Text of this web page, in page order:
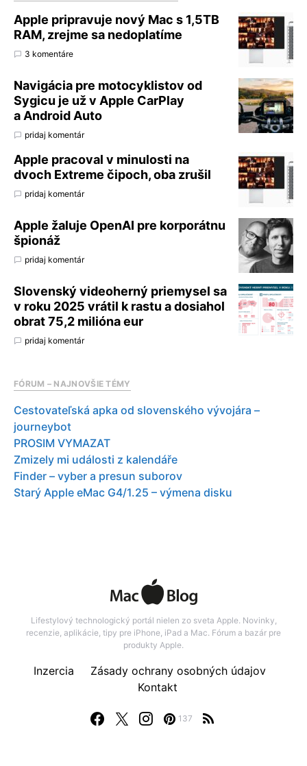
Apple pripravuje nový Mac s 1,5TB
RAM, zrejme sa nedoplatíme
3 komentáre
Navigácia pre motocyklistov od
Sygicu je už v Apple CarPlay
a Android Auto
pridaj komentár
Apple pracoval v minulosti na
dvoch Extreme čipoch, oba zrušil
pridaj komentár
Apple žaluje OpenAI pre korporátnu
špionáž
pridaj komentár
Slovenský videoherný priemysel sa
v roku 2025 vrátil k rastu a dosiahol
obrat 75,2 milióna eur
pridaj komentár
FÓRUM – NAJNOVŠIE TÉMY
Cestovateľská apka od slovenského vývojára –
journeybot
PROSIM VYMAZAT
Zmizely mi události z kalendáře
Finder – vyber a presun suborov
Starý Apple eMac G4/1.25 – výmena disku
Lifestylový technologický portál nielen zo sveta Apple. Novinky,
recenzie, aplikácie, tipy pre iPhone, iPad a Mac. Fórum a bazár pre
produkty Apple.
137
Inzercia
Zásady ochrany osobných údajov
Kontakt